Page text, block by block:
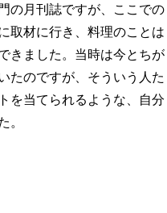
の月刊誌ですが、ここでの
取材に行き、料理のことは
きました。当時は今とちが
たのですが、そういう人た
を当てられるような、自分
。